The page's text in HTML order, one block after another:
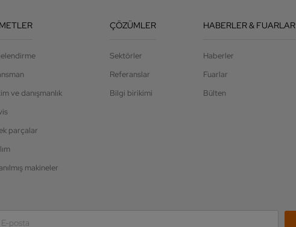
ve danışmanlık
parçalar
makineler
ÇÖZÜMLER
Sektörler
Referanslar
Bilgi birikimi
HABERLER & FUARLAR
Haberler
Fuarlar
Bülten